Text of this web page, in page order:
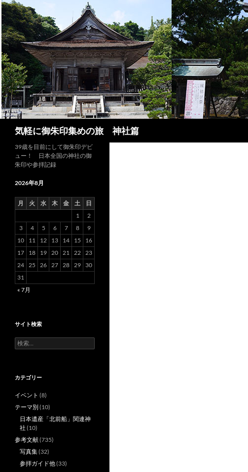
コ
ン
テ
ン
ツ
へ
ス
キ
ッ
プ
気軽に御朱印集めの旅 神社篇
39歳を目前にして御朱印デビ
ュー！ 日本全国の神社の御
朱印や参拝記録
2026年8月
月 火 水 木 金 土
日
1
2
3
4 5 6 7 8
9
10
11 12 13 14 15
16
17
18 19 20 21 22 23
24 25 26 27 28 29
30
31
« 7月
サイト検索
検
索:
カテゴリー
イベント (8)
テーマ別 (10)
日本遺産「北前船」関連神
社 (10)
参考文献(735)
写真集(32)
参拝ガイド他(33)